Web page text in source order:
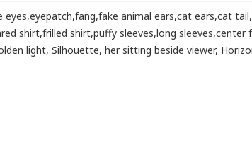
eyes,eyepatch,fang,fake animal ears,cat ears,cat tail,
shirt,frilled shirt,puffy sleeves,long sleeves,center
light, Silhouette, her sitting beside viewer,